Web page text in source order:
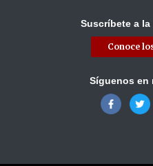
Suscríbete a
Conoce
Síguenos en